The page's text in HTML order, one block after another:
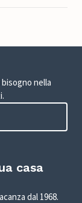
nella
casa
dal 1968.